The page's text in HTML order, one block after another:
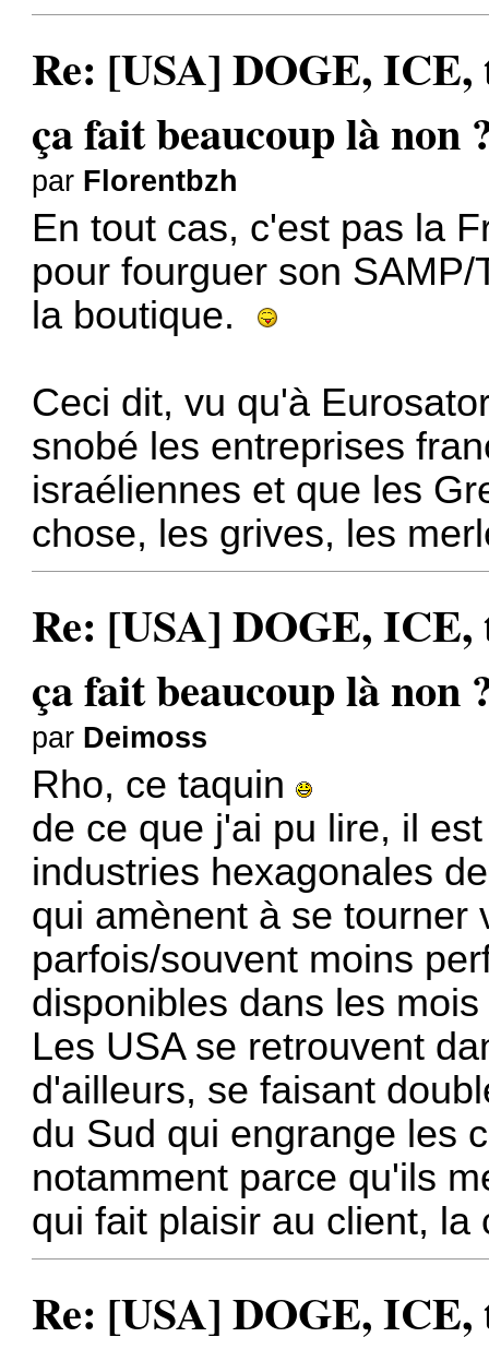
Re: [USA] DOGE,
ça fait beaucoup là non
par Florentbzh
En tout cas, c'est pas la
pour fourguer son
la boutique.
Ceci dit, vu qu'à
snobé les entreprises
israéliennes et que les
chose, les grives, les
Re: [USA] DOGE,
ça fait beaucoup là non
par Deimoss
Rho, ce taquin
de ce que j'ai pu lire, il
industries hexagonales
qui amènent à se tourner
parfois/souvent moins
disponibles dans les
Les USA se retrouvent
d'ailleurs, se faisant
du Sud qui engrange les
notamment parce qu'ils
qui fait plaisir au client, la
Re: [USA] DOGE,